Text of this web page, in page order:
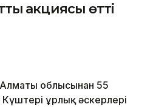
акциясы өтті
облысынан 55
Құрлық әскерлері